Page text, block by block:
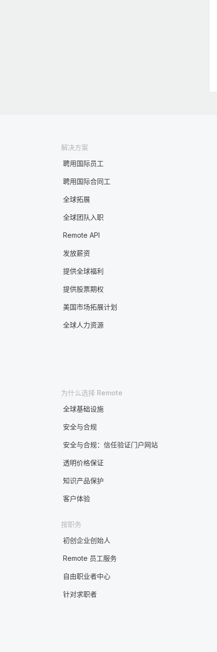
解决方案
聘用国际员工
聘用国际合同工
全球拓展
全球团队入职
Remote API
发放薪资
提供全球福利
提供股票期权
美国市场拓展计划
全球人力资源
为什么选择 Remote
全球基础设施
安全与合规
安全与合规：信任验证门户网站
透明价格保证
知识产品保护
客户体验
按职务
初创企业创始人
Remote 员工服务
自由职业者中心
针对求职者